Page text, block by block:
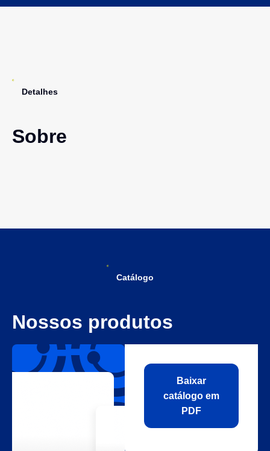
Detalhes
Sobre
Catálogo
Nossos produtos
Baixar
catálogo em
PDF